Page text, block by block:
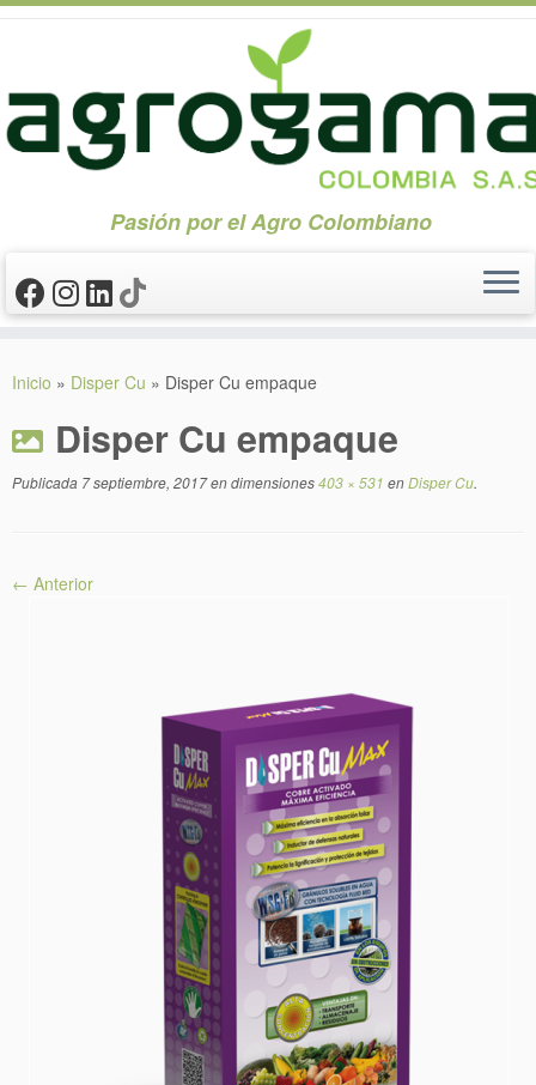
Pasión por el Agro Colombiano
Inicio » Disper Cu » Disper Cu empaque
Disper Cu empaque
Publicada 7 septiembre, 2017en dimensiones403 × 531 enDisper Cu.
← Anterior